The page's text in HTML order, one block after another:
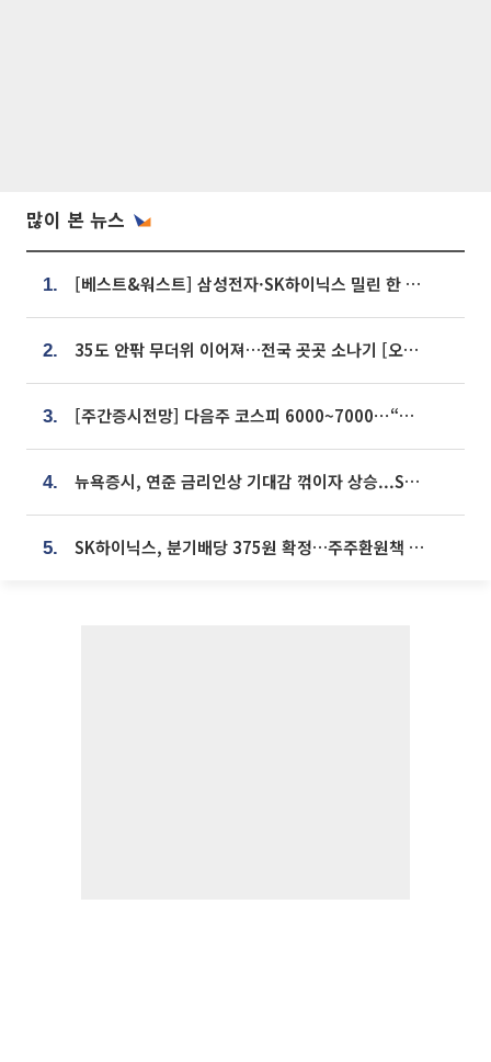
많이 본 뉴스
1. [베스트&워스트] 삼성전자·SK하이닉스 밀린 한 주…상상인증권은 85% 급등
2. 35도 안팎 무더위 이어져…전국 곳곳 소나기 [오늘 날씨]
3. [주간증시전망] 다음주 코스피 6000~7000⋯“外人 수급은 정책이 변수”
4. 뉴욕증시, 연준 금리인상 기대감 꺾이자 상승...S&P500 사상 최고치 [종합]
5. SK하이닉스, 분기배당 375원 확정…주주환원책 9월로 앞당겨 발표